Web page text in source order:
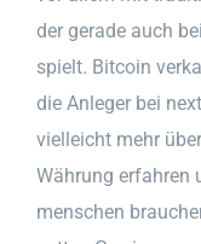
der gerade auch
spielt. Bitcoin
die Anleger bei
vielleicht mehr
Währung erfahren
menschen